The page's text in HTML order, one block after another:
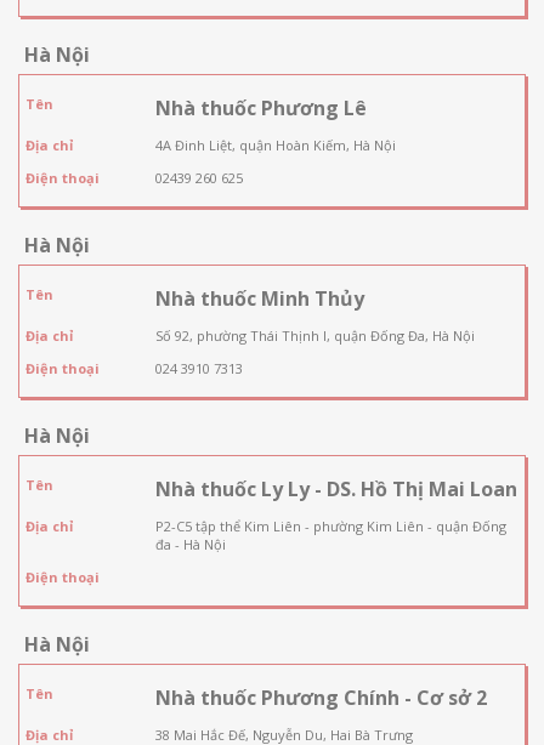
Hà Nội
Tên Nhà thuốc Phương Lê
Địa chỉ
4A Đinh Liệt, quận Hoàn Kiếm, Hà Nội
Điện thoại
02439 260 625
Hà Nội
Tên Nhà thuốc Minh Thủy
Địa chỉ
Số 92, phường Thái Thịnh I, quận Đống Đa, Hà Nội
Điện thoại
024 3910 7313
Hà Nội
Tên Nhà thuốc Ly Ly - DS. Hồ Thị Mai Loan
Địa chỉ
P2-C5 tập thể Kim Liên - phường Kim Liên - quận Đống
đa - Hà Nội
Điện thoại
Hà Nội
Tên Nhà thuốc Phương Chính - Cơ sở 2
Địa chỉ
38 Mai Hắc Đế, Nguyễn Du, Hai Bà Trưng